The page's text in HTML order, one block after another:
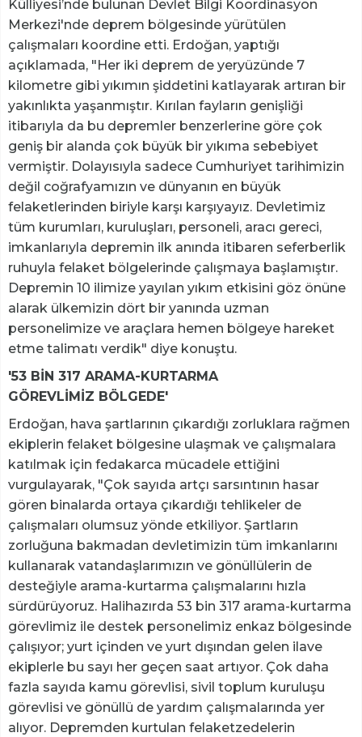
Külliyesi’nde bulunan Devlet Bilgi Koordinasyon
Merkezi'nde deprem bölgesinde yürütülen
çalışmaları koordine etti. Erdoğan, yaptığı
açıklamada, "Her iki deprem de yeryüzünde 7
kilometre gibi yıkımın şiddetini katlayarak artıran bir
yakınlıkta yaşanmıştır. Kırılan fayların genişliği
itibarıyla da bu depremler benzerlerine göre çok
geniş bir alanda çok büyük bir yıkıma sebebiyet
vermiştir. Dolayısıyla sadece Cumhuriyet tarihimizin
değil coğrafyamızın ve dünyanın en büyük
felaketlerinden biriyle karşı karşıyayız. Devletimiz
tüm kurumları, kuruluşları, personeli, aracı gereci,
imkanlarıyla depremin ilk anında itibaren seferberlik
ruhuyla felaket bölgelerinde çalışmaya başlamıştır.
Depremin 10 ilimize yayılan yıkım etkisini göz önüne
alarak ülkemizin dört bir yanında uzman
personelimize ve araçlara hemen bölgeye hareket
etme talimatı verdik" diye konuştu.
'53 BİN 317 ARAMA-KURTARMA
GÖREVLİMİZ BÖLGEDE'
Erdoğan, hava şartlarının çıkardığı zorluklara rağmen
ekiplerin felaket bölgesine ulaşmak ve çalışmalara
katılmak için fedakarca mücadele ettiğini
vurgulayarak, "Çok sayıda artçı sarsıntının hasar
gören binalarda ortaya çıkardığı tehlikeler de
çalışmaları olumsuz yönde etkiliyor. Şartların
zorluğuna bakmadan devletimizin tüm imkanlarını
kullanarak vatandaşlarımızın ve gönüllülerin de
desteğiyle arama-kurtarma çalışmalarını hızla
sürdürüyoruz. Halihazırda 53 bin 317 arama-kurtarma
görevlimiz ile destek personelimiz enkaz bölgesinde
çalışıyor; yurt içinden ve yurt dışından gelen ilave
ekiplerle bu sayı her geçen saat artıyor. Çok daha
fazla sayıda kamu görevlisi, sivil toplum kuruluşu
görevlisi ve gönüllü de yardım çalışmalarında yer
alıyor. Depremden kurtulan felaketzedelerin